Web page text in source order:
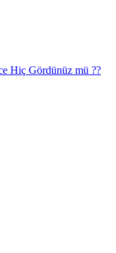
Hiç Gördünüz mü ??